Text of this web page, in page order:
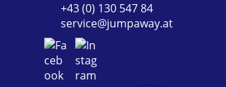
+43 (0) 130 547 84
service@jumpaway.at